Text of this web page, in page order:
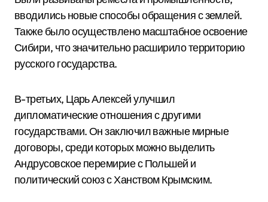
вводились новые способы обращения с землей.
Также было осуществлено масштабное освоение
Сибири, что значительно расширило территорию
русского государства.
В-третьих, Царь Алексей улучшил
дипломатические отношения с другими
государствами. Он заключил важные мирные
договоры, среди которых можно выделить
Андрусовское перемирие с Польшей и
политический союз с Ханством Крымским.